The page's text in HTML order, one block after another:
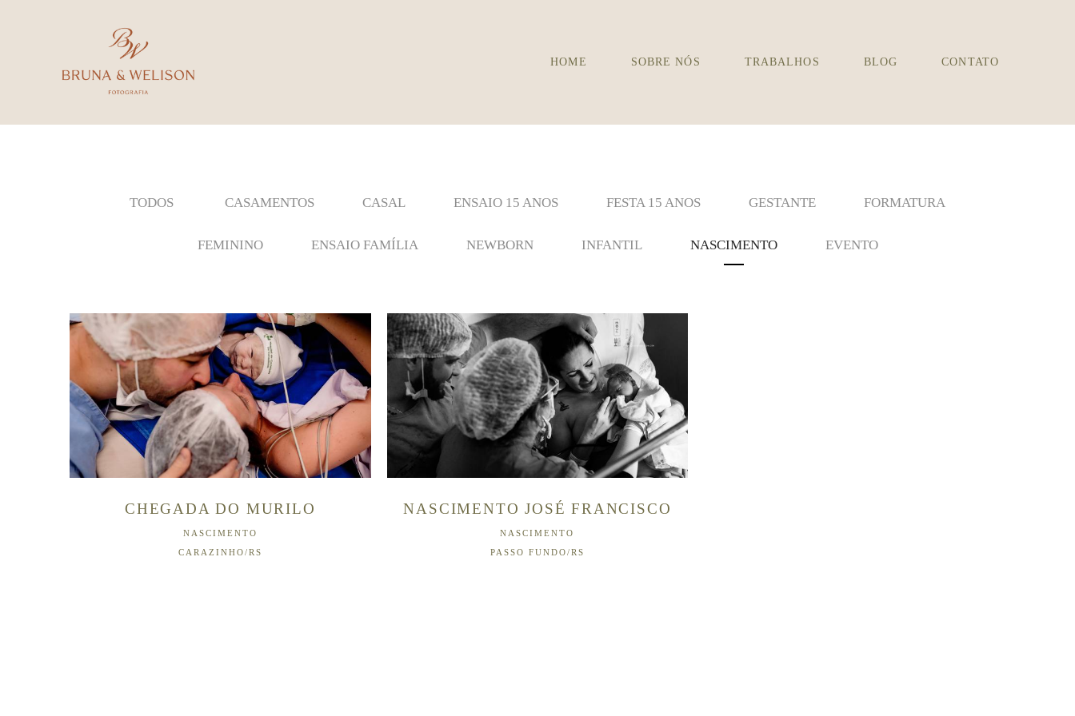
HOME SOBRE NÓS TRABALHOS BLOG CONTATO
TODOS CASAMENTOS CASAL ENSAIO 15 ANOS FESTA 15 ANOS GESTANTE FORMATURA
FEMININO ENSAIO FAMÍLIA NEWBORN INFANTIL NASCIMENTO EVENTO
CHEGADA DO MURILO
NASCIMENTO
CARAZINHO/RS
NASCIMENTO JOSÉ FRANCISCO
NASCIMENTO
PASSO FUNDO/RS